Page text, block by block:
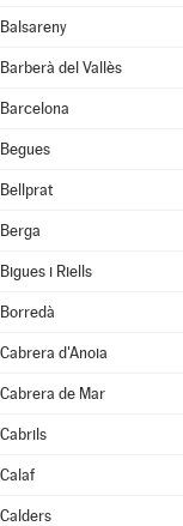
Balsareny
Barberà del Vallès
Barcelona
Begues
Bellprat
Berga
Bigues i Riells
Borredà
Cabrera d'Anoia
Cabrera de Mar
Cabrils
Calaf
Calders